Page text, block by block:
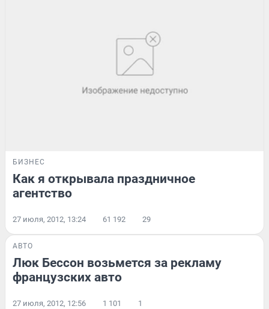
БИЗНЕС
Как я открывала праздничное
агентство
27 июля, 2012, 13:24 61 192 29
АВТО
Люк Бессон возьмется за рекламу
французских авто
27 июля, 2012, 12:56 1 101 1